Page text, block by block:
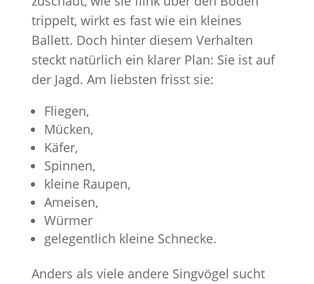
trippelt, wirkt es fast wie ein kleines
Ballett. Doch hinter diesem Verhalten
steckt natürlich ein klarer Plan: Sie ist auf
der Jagd. Am liebsten frisst sie:
Fliegen,
Mücken,
Käfer,
Spinnen,
kleine Raupen,
Ameisen,
Würmer
gelegentlich kleine Schnecke.
Anders als viele andere Singvögel sucht